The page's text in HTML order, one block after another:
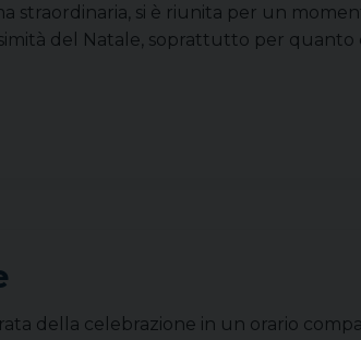
straordinaria, si è riunita per un
del Natale, soprattutto per
della celebrazione in un orario